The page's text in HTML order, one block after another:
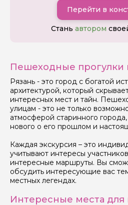
Перейти в
Стань автором
Пешеходные прогулки
Рязань - это город с богатой
архитектурой, который
интересных мест и тайн.
улицам - это не только
атмосферой старинного
нового о его прошлом и
Каждая экскурсия – это
учитывают интересы
интересные маршруты. Вы
обсудить интересующие вас
местных легендах.
Интересные места для